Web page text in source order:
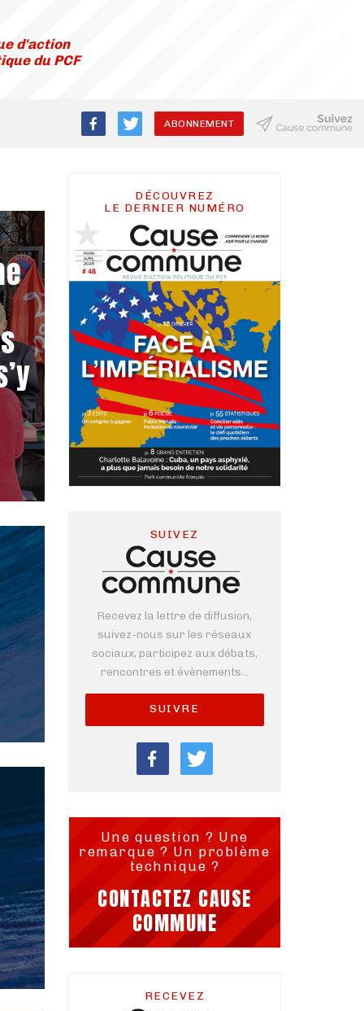
d'action
du PCF
ABONNEMENT
DÉCOUVREZ
LE DERNIER NUMÉRO
SUIVEZ
Recevez la lettre de diffusion,
suivez-nous sur les réseaux
sociaux, participez aux débats,
rencontres et évènements...
SUIVRE
Une question ? Une
remarque ? Un problème
technique ?
CONTACTEZ CAUSE
COMMUNE
RECEVEZ